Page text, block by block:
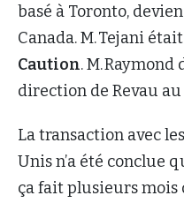
basé à Toronto,
Canada. M. Tejani
Caution. M.
direction de Revau au
La transaction avec
Unis n’a été conclue
ça fait plusieurs mois